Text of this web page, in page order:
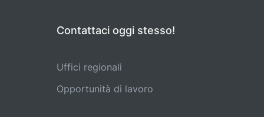
Contattaci oggi stesso!
Uffici regionali
Opportunità di lavoro